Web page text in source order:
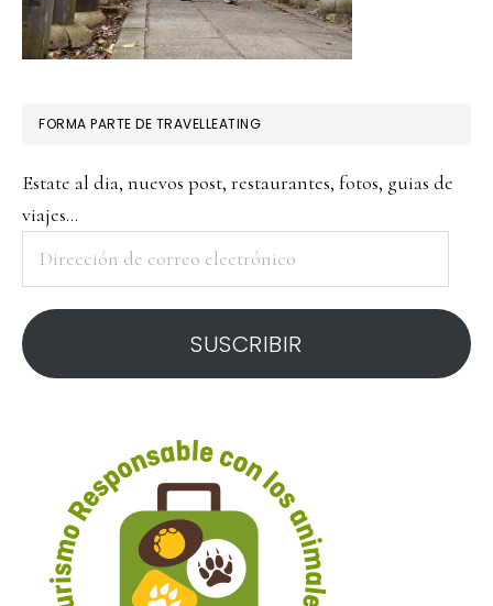
FORMA PARTE DE TRAVELLEATING
Estate al dia, nuevos post, restaurantes, fotos, guias de
viajes...
correo
electrónico
SUSCRIBIR